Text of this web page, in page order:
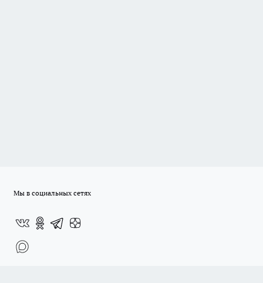
Мы в социальных сетях